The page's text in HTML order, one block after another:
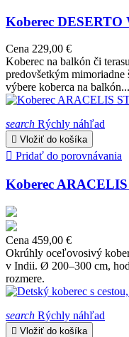
Koberec DESERTO
Cena 229,00 €
Koberec na balkón či
predovšetkým
výbere koberca na balkón...
search Rýchly náhľad
 Vložiť do košíka
 Pridať do porovnávania
Koberec
Cena 459,00 €
Okrúhly oceľovosivý
v Indii. Ø 200–300 cm,
rozmere.
search Rýchly náhľad
 Vložiť do košíka